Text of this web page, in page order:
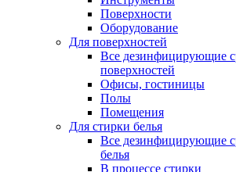
Поверхности
Оборудование
Для поверхностей
Все дезинфицирующие
поверхностей
Офисы, гостиницы
Полы
Помещения
Для стирки белья
Все дезинфицирующие
белья
В процессе стирки